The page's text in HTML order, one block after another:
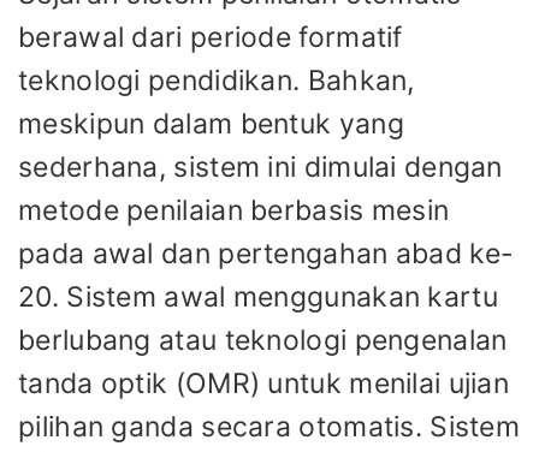
berawal dari periode formatif
teknologi pendidikan. Bahkan,
meskipun dalam bentuk yang
sederhana, sistem ini dimulai dengan
metode penilaian berbasis mesin
pada awal dan pertengahan abad ke-
20. Sistem awal menggunakan kartu
berlubang atau teknologi pengenalan
tanda optik (OMR) untuk menilai ujian
pilihan ganda secara otomatis. Sistem